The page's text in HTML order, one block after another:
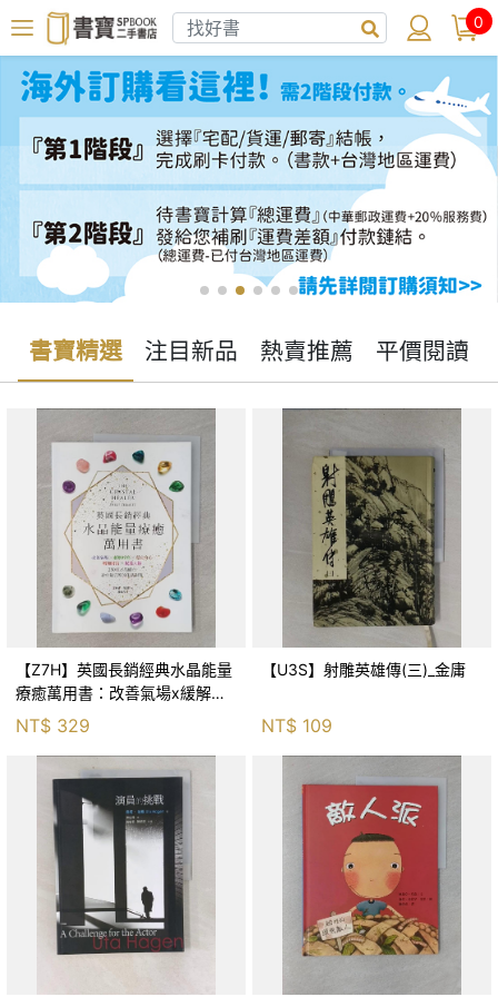
0
書寶精選 注目新品 熱賣推薦 平價閱讀
【Z7H】英國長銷經典水晶能量
療癒萬用書：改善氣場x緩解疼
痛x穩定身心x增加財富x促進人
緣，250種水晶礦石給你最完整
的生活對策_菲利
NT$ 329
【U3S】射雕英雄傳(三)_金庸
NT$ 109